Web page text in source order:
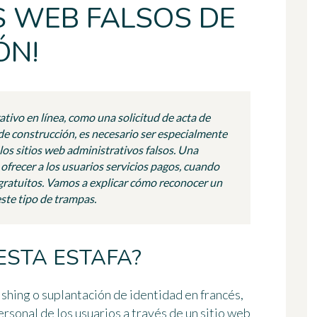
WEB FALSOS DE
en línea, como una solicitud de acta de
construcción, es necesario ser especialmente
sitios web administrativos falsos. Una
a los usuarios servicios pagos, cuando
Vamos a explicar cómo reconocer un
tipo de trampas.
ESTAFA?
o suplantación de identidad en francés,
de los usuarios a través de un sitio web